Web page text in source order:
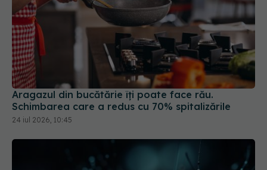
Aragazul din bucătărie îți poate face rău.
Schimbarea care a redus cu 70% spitalizările
24 iul 2026, 10:45